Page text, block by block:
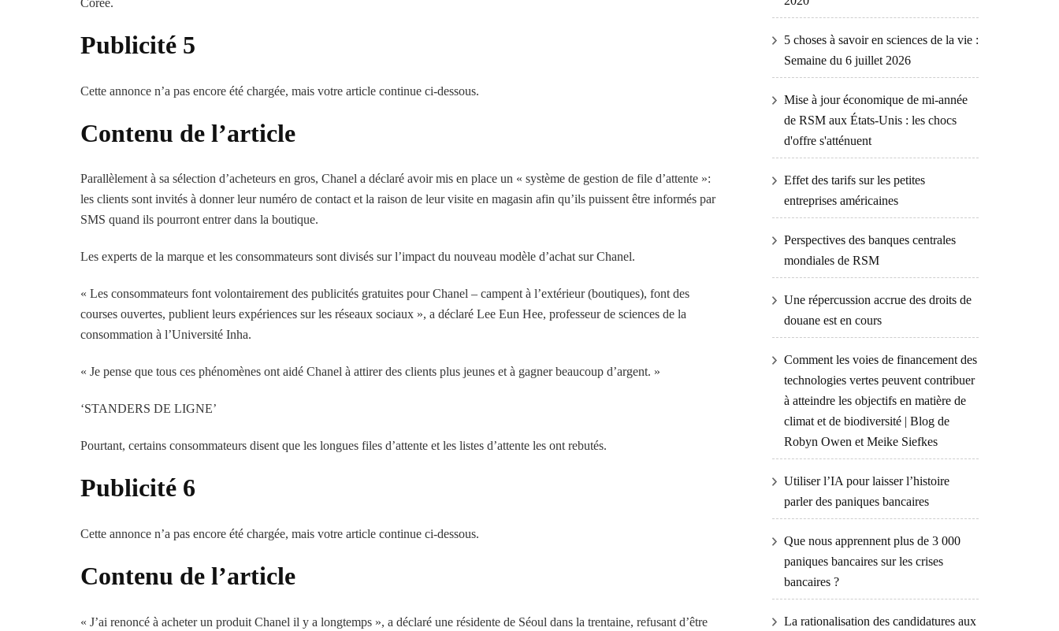
Corée.
Publicité 5
Cette annonce n’a pas encore été chargée, mais votre article continue ci-dessous.
Contenu de l’article
Parallèlement à sa sélection d’acheteurs en gros, Chanel a déclaré avoir mis en place un « système de gestion de file d’attente »:
les clients sont invités à donner leur numéro de contact et la raison de leur visite en magasin afin qu’ils puissent être informés par
SMS quand ils pourront entrer dans la boutique.
Les experts de la marque et les consommateurs sont divisés sur l’impact du nouveau modèle d’achat sur Chanel.
« Les consommateurs font volontairement des publicités gratuites pour Chanel – campent à l’extérieur (boutiques), font des
courses ouvertes, publient leurs expériences sur les réseaux sociaux », a déclaré Lee Eun Hee, professeur de sciences de la
consommation à l’Université Inha.
« Je pense que tous ces phénomènes ont aidé Chanel à attirer des clients plus jeunes et à gagner beaucoup d’argent. »
‘STANDERS DE LIGNE’
Pourtant, certains consommateurs disent que les longues files d’attente et les listes d’attente les ont rebutés.
Publicité 6
Cette annonce n’a pas encore été chargée, mais votre article continue ci-dessous.
Contenu de l’article
« J’ai renoncé à acheter un produit Chanel il y a longtemps », a déclaré une résidente de Séoul dans la trentaine, refusant d’être
5 choses à savoir en sciences de la vie :
Semaine du 6 juillet 2026
Mise à jour économique de mi-année
de RSM aux États-Unis : les chocs
d'offre s'atténuent
Effet des tarifs sur les petites
entreprises américaines
Perspectives des banques centrales
mondiales de RSM
Une répercussion accrue des droits de
douane est en cours
Comment les voies de financement des
technologies vertes peuvent contribuer
à atteindre les objectifs en matière de
climat et de biodiversité | Blog de
Robyn Owen et Meike Siefkes
Utiliser l’IA pour laisser l’histoire
parler des paniques bancaires
Que nous apprennent plus de 3 000
paniques bancaires sur les crises
bancaires ?
La rationalisation des candidatures aux